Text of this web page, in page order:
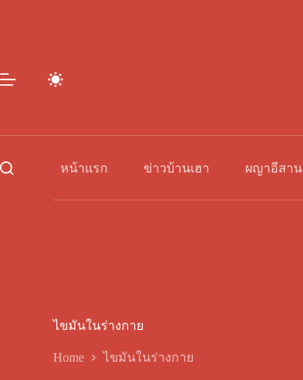
หน้าแรก ข่าวบ้านเฮา ผญาอีสาน
ไขมันในร่างกาย
Home ไขมันในร่างกาย